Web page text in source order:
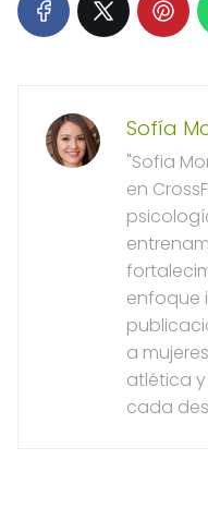
Sofía
"Sofia
en
enfoque
a
atlética
cada